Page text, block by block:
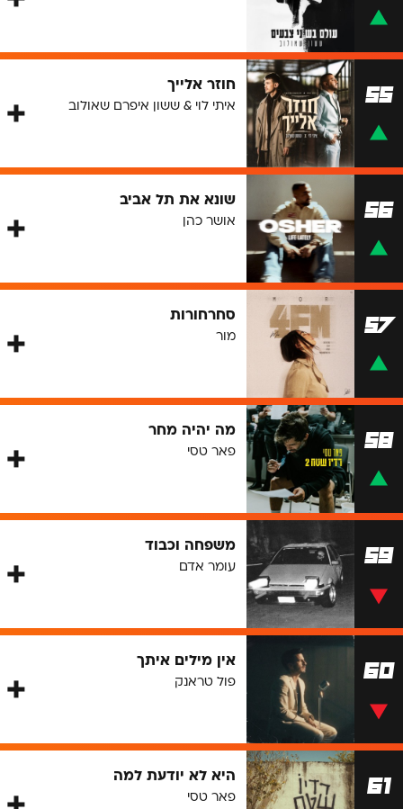
55 חוזר אלייך
איתי לוי & ששון איפרם שאולוב
56 שונא את תל אביב
אושר כהן
57 סחרחורות
מור
58 מה יהיה מחר
פאר טסי
59 משפחה וכבוד
עומר אדם
60 אין מילים איתך
פול טראנק
61 היא לא יודעת למה
פאר טסי